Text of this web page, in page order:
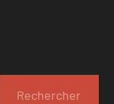
Rechercher